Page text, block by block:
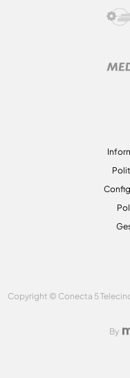
Copyright © Conecta 5
By